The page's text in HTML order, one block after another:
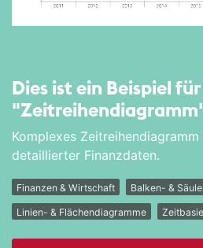
Dies ist ein Beispiel
Komplexes
detaillierter Finanzdaten.
Finanzen & Wirtschaft Balken- &
Linien- & Flächendiagramme